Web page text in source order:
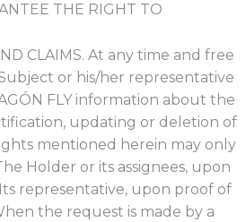
THE RIGHT TO
CLAIMS. At any time and free
or his/her representative
FLY information about the
updating or deletion of
mentioned herein may only
Holder or its assignees, upon
representative, upon proof of
the request is made by a